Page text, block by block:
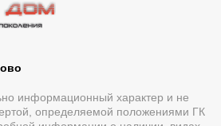
информационный характер и не
определяемой положениями ГК